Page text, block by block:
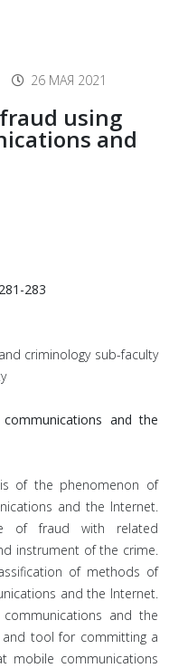
26 МАЯ 2021
using
and
283
criminology sub-faculty
and the
of the phenomenon of
and the Internet.
of fraud with related
instrument of the crime.
of methods of
and the Internet.
and the
tool for committing a
mobile communications